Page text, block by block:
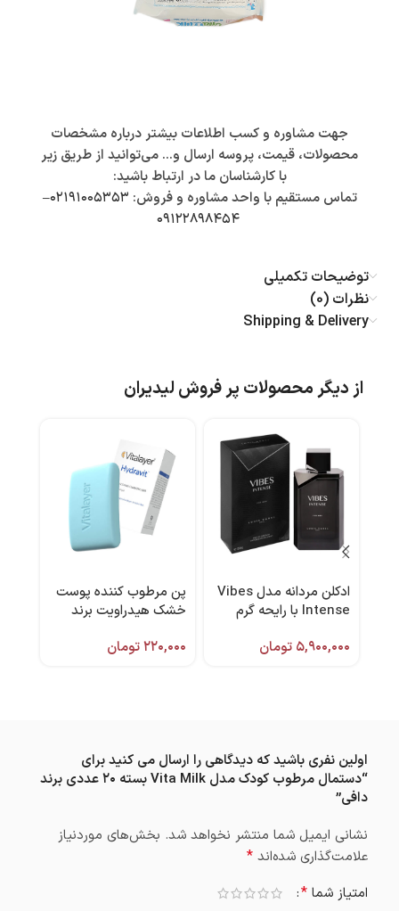
جهت مشاوره و کسب اطلاعات بیشتر درباره مشخصات
محصولات، قیمت، پروسه ارسال و… می‌توانید از طریق زیر
با کارشناسان ما در ارتباط باشید:
تماس مستقیم با واحد مشاوره و فروش: ۰۲۱۹۱۰۰۵۳۵۳–
۰۹۱۲۲۸۹۸۴۵۴
توضیحات تکمیلی
نظرات (0)
Shipping & Delivery
از دیگر محصولات پر فروش لیدیران
ادکلن مردانه مدل Vibes
Intense با رایحه گرم
وارل
۵,۹۰۰,۰۰۰ تومان
پن مرطوب کننده پوست
خشک هیدراویت برند
۲۲۰,۰۰۰تومان
اولین نفری باشید که دیدگاهی را ارسال می کنید برای
“دستمال مرطوب کودک مدل Vita Milk بسته ۲۰ عددی برند
دافی”
نشانی ایمیل شما منتشر نخواهد شد. بخش‌های موردنیاز
علامت‌گذاری شده‌اند *
امتیاز شما *